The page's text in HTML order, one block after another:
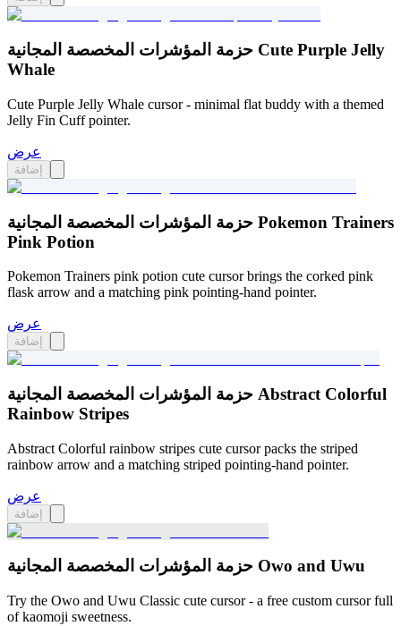
حزمة المؤشرات المخصصة المجانية Cute Purple Jelly
Whale
Cute Purple Jelly Whale cursor - minimal flat buddy with a themed
Jelly Fin Cuff pointer.
عرض
إضافة
حزمة المؤشرات المخصصة المجانية Pokemon Trainers
Pink Potion
Pokemon Trainers pink potion cute cursor brings the corked pink
flask arrow and a matching pink pointing-hand pointer.
عرض
إضافة
حزمة المؤشرات المخصصة المجانية Abstract Colorful
Rainbow Stripes
Abstract Colorful rainbow stripes cute cursor packs the striped
rainbow arrow and a matching striped pointing-hand pointer.
عرض
إضافة
حزمة المؤشرات المخصصة المجانية Owo and Uwu
Try the Owo and Uwu Classic cute cursor - a free custom cursor full
of kaomoji sweetness.